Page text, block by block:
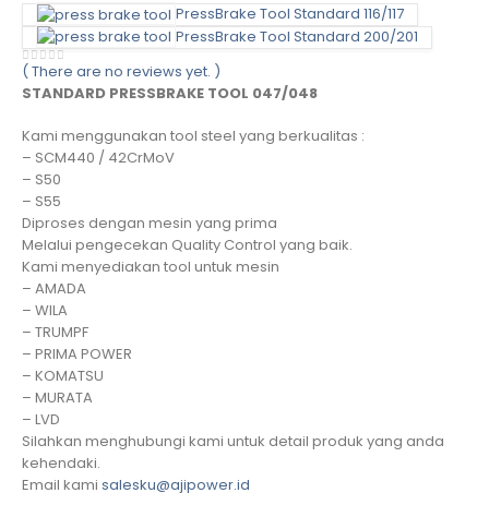
PressBrake Tool Standard 116/117
PressBrake Tool Standard 200/201
0 out of 5
( There are no reviews yet. )
STANDARD PRESSBRAKE TOOL 047/048
Kami menggunakan tool steel yang berkualitas :
– SCM440 / 42CrMoV
– S50
– S55
Diproses dengan mesin yang prima
Melalui pengecekan Quality Control yang baik.
Kami menyediakan tool untuk mesin
– AMADA
– WILA
– TRUMPF
– PRIMA POWER
– KOMATSU
– MURATA
– LVD
Silahkan menghubungi kami untuk detail produk yang anda
kehendaki.
Email kami salesku@ajipower.id